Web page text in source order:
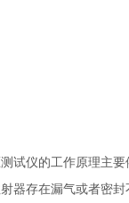
试仪的工作原理主
器存在漏气或者密